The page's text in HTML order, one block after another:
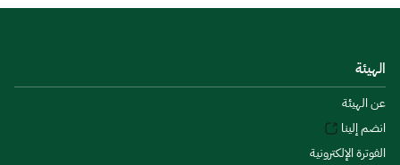
الهيئة
عن الهيئة
انضم إلينا
الفوترة الإلكترونية